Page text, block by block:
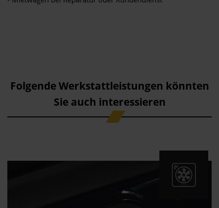
Folgende Werkstattleistungen könnten
Sie auch interessieren